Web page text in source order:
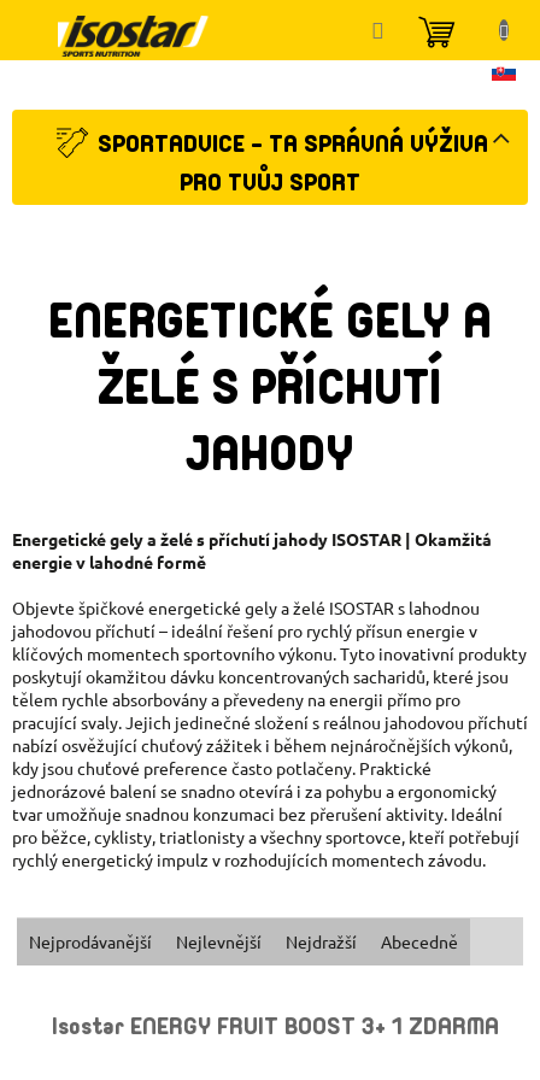
obsah
KOŠÍK
SPORTADVICE - TA SPRÁVNÁ VÝŽIVA
PRO TVŮJ SPORT
ENERGETICKÉ GELY A
ŽELÉ S PŘÍCHUTÍ
JAHODY
Energetické gely a želé s příchutí jahody ISOSTAR | Okamžitá
energie v lahodné formě
Objevte špičkové energetické gely a želé ISOSTAR s lahodnou
jahodovou příchutí – ideální řešení pro rychlý přísun energie v
klíčových momentech sportovního výkonu. Tyto inovativní produkty
poskytují okamžitou dávku koncentrovaných sacharidů, které jsou
tělem rychle absorbovány a převedeny na energii přímo pro
pracující svaly. Jejich jedinečné složení s reálnou jahodovou příchutí
nabízí osvěžující chuťový zážitek i během nejnáročnějších výkonů,
kdy jsou chuťové preference často potlačeny. Praktické
jednorázové balení se snadno otevírá i za pohybu a ergonomický
tvar umožňuje snadnou konzumaci bez přerušení aktivity. Ideální
pro běžce, cyklisty, triatlonisty a všechny sportovce, kteří potřebují
rychlý energetický impulz v rozhodujících momentech závodu.
Ř
Nejprodávanější Nejlevnější Nejdražší Abecedně
Isostar ENERGY FRUIT BOOST 3+ 1 ZDARMA